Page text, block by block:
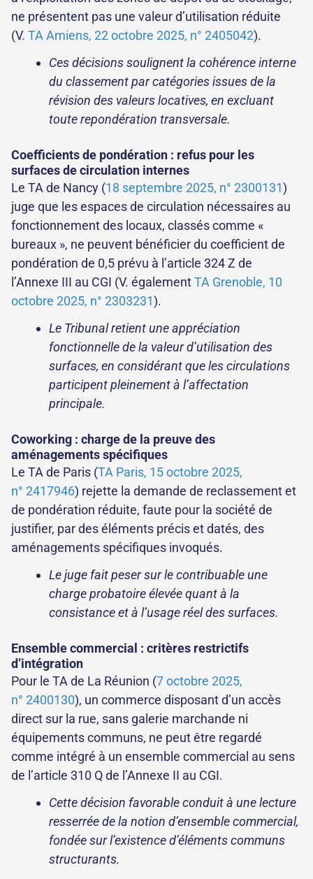
ne présentent pas une valeur d’utilisation réduite
(V. TA Amiens, 22 octobre 2025, n° 2405042).
Ces décisions soulignent la cohérence interne
du classement par catégories issues de la
révision des valeurs locatives, en excluant
toute repondération transversale.
Coefficients de pondération : refus pour les
surfaces de circulation internes
Le TA de Nancy (18 septembre 2025, n° 2300131)
juge que les espaces de circulation nécessaires au
fonctionnement des locaux, classés comme «
bureaux », ne peuvent bénéficier du coefficient de
pondération de 0,5 prévu à l’article 324 Z de
l’Annexe III au CGI (V. égalementTA Grenoble, 10
octobre 2025, n° 2303231).
Le Tribunal retient une appréciation
fonctionnelle de la valeur d’utilisation des
surfaces, en considérant que les circulations
participent pleinement à l’affectation
principale.
Coworking : charge de la preuve des
aménagements spécifiques
Le TA de Paris (TA Paris, 15 octobre 2025,
n° 2417946) rejette la demande de reclassement et
de pondération réduite, faute pour la société de
justifier, par des éléments précis et datés, des
aménagements spécifiques invoqués.
Le juge fait peser sur le contribuable une
charge probatoire élevée quant à la
consistance et à l’usage réel des surfaces.
Ensemble commercial : critères restrictifs
d’intégration
Pour le TA de La Réunion (7 octobre 2025,
n° 2400130), un commerce disposant d’un accès
direct sur la rue, sans galerie marchande ni
équipements communs, ne peut être regardé
comme intégré à un ensemble commercial au sens
de l’article 310 Q de l’Annexe II au CGI.
Cette décision favorable conduit à une lecture
resserrée de la notion d’ensemble commercial,
fondée sur l’existence d’éléments communs
structurants.